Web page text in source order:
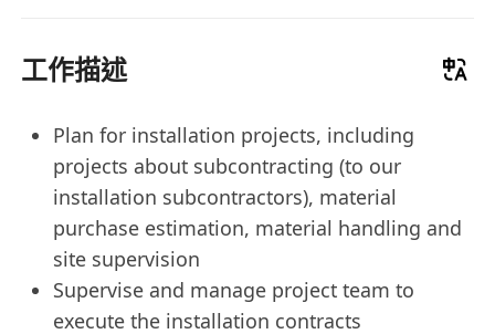
工作描述
Plan for installation projects, including
projects about subcontracting (to our
installation subcontractors), material
purchase estimation, material handling and
site supervision
Supervise and manage project team to
execute the installation contracts